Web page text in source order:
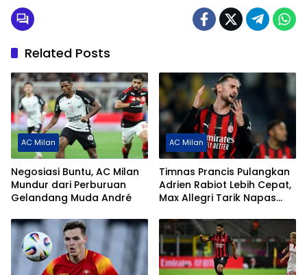
Related Posts
AC Milan
Negosiasi Buntu, AC Milan
Mundur dari Perburuan
Gelandang Muda André
AC Milan
Timnas Prancis Pulangkan
Adrien Rabiot Lebih Cepat,
Max Allegri Tarik Napas